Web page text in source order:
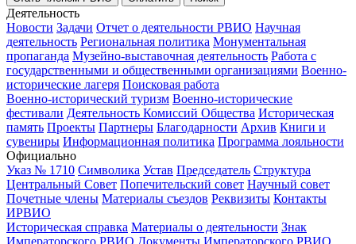
Деятельность
Новости Задачи Отчет о деятельности РВИО Научная
деятельность Региональная политика Монументальная
пропаганда Музейно-выставочная деятельность Работа с
государственными и общественными организациями Военно-
исторические лагеря Поисковая работа
Военно-исторический туризм Военно-исторические
фестивали Деятельность Комиссий Общества Историческая
память Проекты Партнеры Благодарности Архив Книги и
сувениры Информационная политика Программа лояльности
Официально
Указ № 1710 Символика Устав Председатель Структура
Центральный Совет Попечительский совет Научный совет
Почетные члены Материалы съездов Реквизиты Контакты
ИРВИО
Историческая справка Материалы о деятельности Знак
Императорского РВИО Документы Императорского РВИО